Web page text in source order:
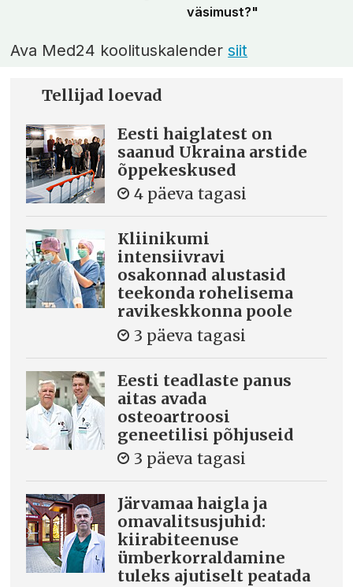
väsimust?"
Ava Med24 koolituskalendersiit
Tellijad loevad
Eesti haiglatest on
saanud Ukraina arstide
õppekeskused
4 päeva tagasi
Kliinikumi
intensiivravi
osakonnad alustasid
teekonda rohelisema
ravikeskkonna poole
3 päeva tagasi
Eesti teadlaste panus
aitas avada
osteoartroosi
geneetilisi põhjuseid
3 päeva tagasi
Järvamaa haigla ja
omavalitsusjuhid:
kiirabiteenuse
ümberkorraldamine
tuleks ajutiselt peatada